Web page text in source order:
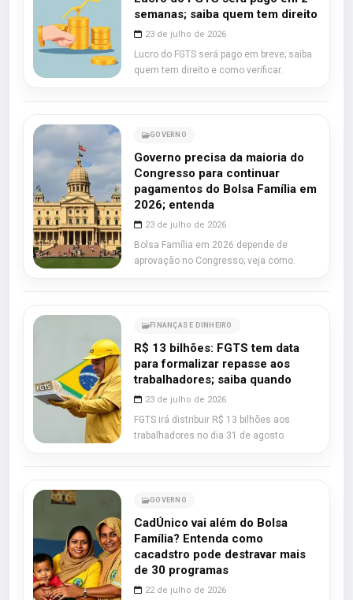
semanas; saiba quem tem direito
23 de julho de 2026
Lucro do FGTS será pago em breve; saiba
quem tem direito e como verificar.
GOVERNO
Governo precisa da maioria do
Congresso para continuar
pagamentos do Bolsa Família em
2026; entenda
23 de julho de 2026
Bolsa Família em 2026 depende de
aprovação no Congresso; veja como.
FINANÇAS E DINHEIRO
R$ 13 bilhões: FGTS tem data
para formalizar repasse aos
trabalhadores; saiba quando
23 de julho de 2026
FGTS irá distribuir R$ 13 bilhões aos
trabalhadores no dia 31 de agosto.
GOVERNO
CadÚnico vai além do Bolsa
Família? Entenda como
cacadstro pode destravar mais
de 30 programas
22 de julho de 2026